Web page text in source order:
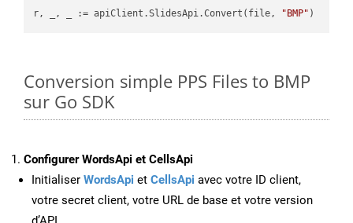
r, _, _ := apiClient.SlidesApi.Convert(file,
"BMP"
Conversion simple PPS Files to BMP
sur Go SDK
Configurer WordsApi et CellsApi
Initialiser WordsApi et CellsApi avec votre ID client,
votre secret client, votre URL de base et votre version